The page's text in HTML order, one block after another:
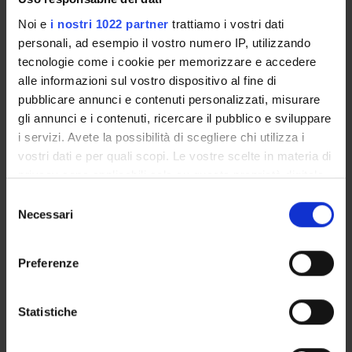
Noi e i nostri 1022 partner trattiamo i vostri dati
personali, ad esempio il vostro numero IP, utilizzando
tecnologie come i cookie per memorizzare e accedere
alle informazioni sul vostro dispositivo al fine di
pubblicare annunci e contenuti personalizzati, misurare
gli annunci e i contenuti, ricercare il pubblico e sviluppare
i servizi. Avete la possibilità di scegliere chi utilizza i
vostri dati e per quali scopi. Le vostre scelte in materia di
privacy sono applicabili solo su questa proprietà digitale
modificare o revocare il proprio consenso in qualsiasi
momento dalla Dichiarazione sui cookie o facendo clic
raccogliere informazioni sulla tua posizione
geografica, con un'approssimazione di qualche
delNecessari
Preferenze
Statistiche
Notices
Thesis and internship proposals
Governing bodies
Faculty staff
STUDYING
COURSES
PHD PROGRAMMES AND POSTGRADUATE
TRAINING
Contacts
Places